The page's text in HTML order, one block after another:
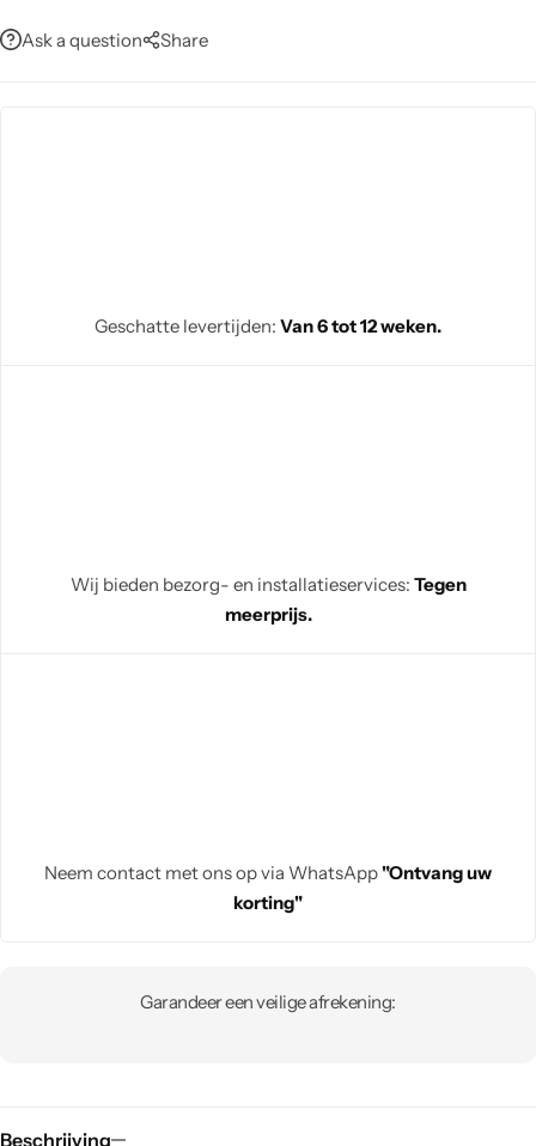
ondersteuning
Ask a question Share
Geschatte levertijden: Van 6 tot 12 weken.
Wij bieden bezorg- en installatieservices: Tegen
meerprijs.
Neem contact met ons op via WhatsApp"Ontvang uw
korting"
Garandeer een veilige afrekening:
Beschrijving